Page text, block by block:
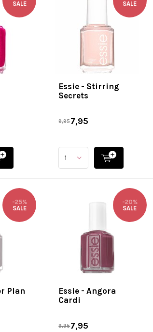
SALE
Essie - Stirring
Secrets
SALE
9,957,95
Plan
-25%
SALE
Essie - Angora
Cardi
-20%
SALE
9,957,95